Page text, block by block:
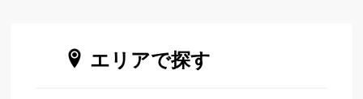
エリアで探す